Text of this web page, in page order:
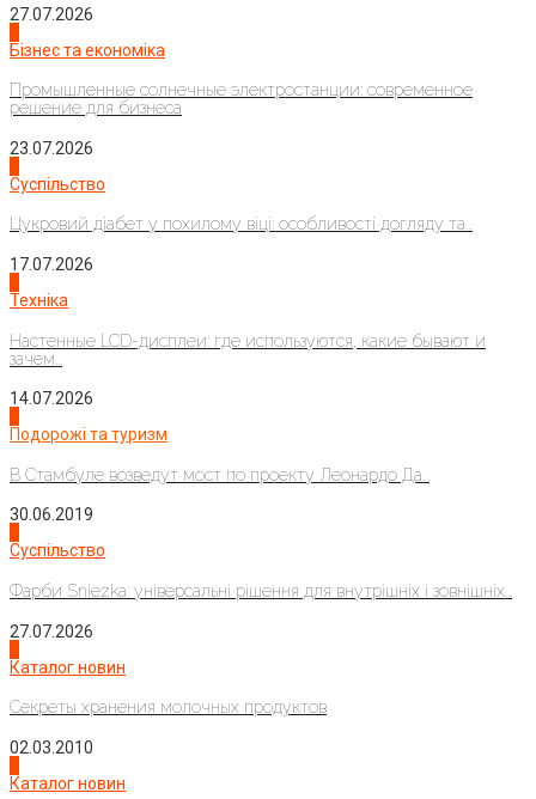
27.07.2026
Бізнес та економіка
Промышленные солнечные электростанции: современное
решение для бизнеса
23.07.2026
Суспільство
Цукровий діабет у похилому віці: особливості догляду та...
17.07.2026
Техніка
Настенные LCD-дисплеи: где используются, какие бывают и
зачем...
14.07.2026
Подорожі та туризм
В Стамбуле возведут мост по проекту Леонардо Да...
30.06.2019
Суспільство
Фарби Sniezka: універсальні рішення для внутрішніх і зовнішніх...
27.07.2026
Каталог новин
Секреты хранения молочных продуктов
02.03.2010
Каталог новин